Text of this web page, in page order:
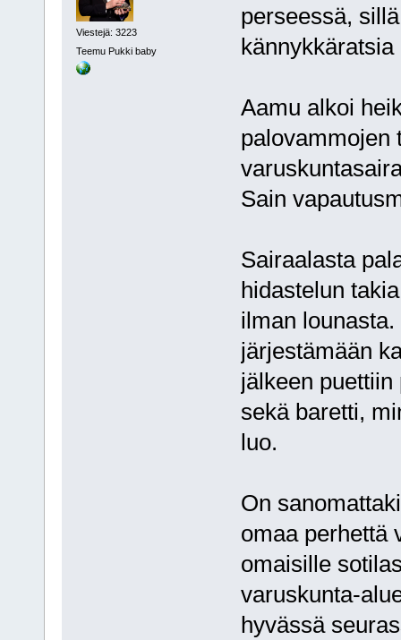
Viestejä: 3223
Teemu Pukki baby
perseessä,
Aamu alkoi
palovammojen
Sain
Sairaalasta
hidastelun
ilman
järjestämään
jälkeen
sekä baretti,
luo.
On
omaa perhettä
omaisille
varuskunta-
hyvässä